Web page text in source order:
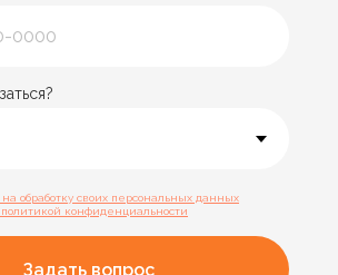
на обработку своих персональных данных
политикой конфиденциальности
Задать вопрос